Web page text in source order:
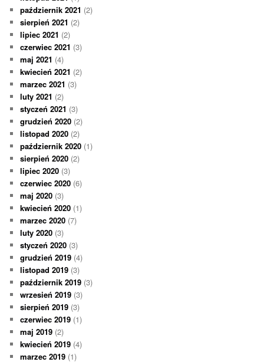
październik 2021 (2)
sierpień 2021 (2)
lipiec 2021 (2)
czerwiec 2021 (3)
maj 2021 (4)
kwiecień 2021 (2)
marzec 2021 (3)
luty 2021 (2)
styczeń 2021 (3)
grudzień 2020 (2)
listopad 2020 (2)
październik 2020 (1)
sierpień 2020 (2)
lipiec 2020 (3)
czerwiec 2020 (6)
maj 2020 (3)
kwiecień 2020 (1)
marzec 2020 (7)
luty 2020 (3)
styczeń 2020 (3)
grudzień 2019 (4)
listopad 2019 (3)
październik 2019 (3)
wrzesień 2019 (3)
sierpień 2019 (3)
czerwiec 2019 (1)
maj 2019 (2)
kwiecień 2019 (4)
marzec 2019 (1)